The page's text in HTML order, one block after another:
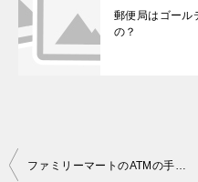
郵便局はゴール
の？
投
ファミリーマートのATMの手数料はどのくらいかかるのか？